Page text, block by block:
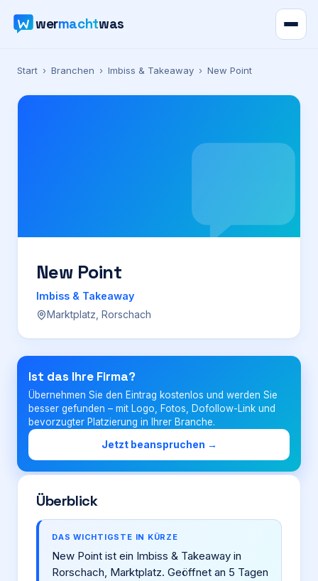
wermachtwas
Verzeichnis
Karte
Preise
Für Firmen
Login
Firma eintragen
Start › Branchen › Imbiss & Takeaway › New Point
New Point
Imbiss & Takeaway
Marktplatz, Rorschach
Ist das Ihre Firma?
Übernehmen Sie den Eintrag kostenlos und werden Sie
besser gefunden – mit Logo, Fotos, Dofollow-Link und
bevorzugter Platzierung in Ihrer Branche.
Jetzt beanspruchen →
Überblick
DAS WICHTIGSTE IN KÜRZE
New Point ist ein Imbiss & Takeaway in
Rorschach, Marktplatz. Geöffnet an 5 Tagen